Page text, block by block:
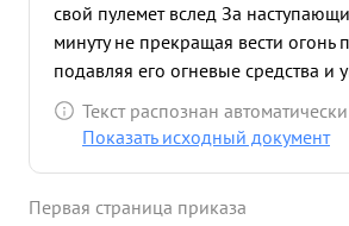
свой пулемет вслед За
минуту не прекращая вести огонь
подавляя его огневые средства и
вую силу, чем способствовал
продвижению вперед наступающих
кроме уничтоженных огнем
Текст распознан автоматически
Показать исходный документ
Первая страница приказа